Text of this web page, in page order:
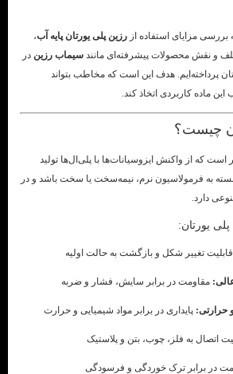
بررسی مزایای استفاده از رزین پلی یورتان پایه آب،
و نقش محصولات پیشرفته‌ای مانند سیماب رزین در
پرداخته‌ایم. هدف این است که مخاطب بتواند
ماده کاربردی اتخاذ کند.
است که از واکنش ایزوسیانات‌ها با پلی‌ال‌ها تولید
به فرمولاسیون نرم، نیمه‌سخت یا سخت باشد و در
دارد.
یورتان:
قابلیت تغییر شکل و بازگشت به حالت اولیه
مقاومت در برابر سایش، فشار و ضربه
حرارتی: پایداری در برابر مواد شیمیایی و حرارت
اتصال به فلز، چوب، بتن و پلاستیک
در برابر ترک خوردگی و فرسودگی